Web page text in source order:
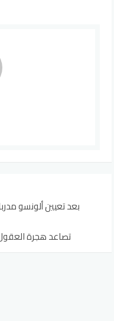
بعد تعيين ألونسو
تصاعد هجرة